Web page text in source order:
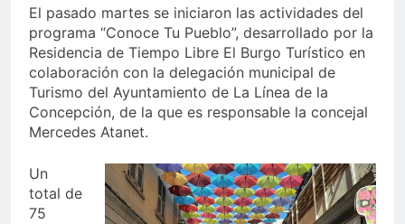
El pasado martes se iniciaron las actividades del
programa “Conoce Tu Pueblo”, desarrollado por la
Residencia de Tiempo Libre El Burgo Turístico en
colaboración con la delegación municipal de
Turismo del Ayuntamiento de La Línea de la
Concepción, de la que es responsable la concejal
Mercedes Atanet.
Un
total de
75